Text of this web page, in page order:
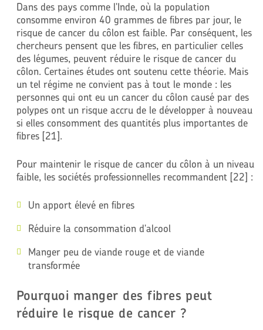
Dans des pays comme l'Inde, où la population
consomme environ 40 grammes de fibres par jour, le
risque de cancer du côlon est faible. Par conséquent, les
chercheurs pensent que les fibres, en particulier celles
des légumes, peuvent réduire le risque de cancer du
côlon. Certaines études ont soutenu cette théorie. Mais
un tel régime ne convient pas à tout le monde : les
personnes qui ont eu un cancer du côlon causé par des
polypes ont un risque accru de le développer à nouveau
si elles consomment des quantités plus importantes de
fibres [21].
Pour maintenir le risque de cancer du côlon à un niveau
faible, les sociétés professionnelles recommandent [22] :
Un apport élevé en fibres
Réduire la consommation d'alcool
Manger peu de viande rouge et de viande
transformée
Pourquoi manger des fibres peut
réduire le risque de cancer ?